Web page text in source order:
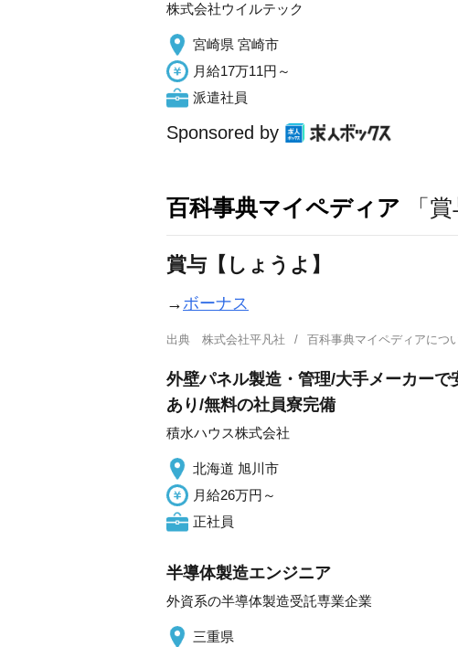
株式会社ウイルテック
宮崎県 宮崎市
月給17万11円～
派遣社員
Sponsored by
百科事典マイペディア 「
賞与【しょうよ】
→ ボーナス
出典 株式会社平凡社 百科事典マイペディアに
外壁パネル製造・管理/大手メーカー
あり/無料の社員寮完備
積水ハウス株式会社
北海道 旭川市
月給26万円～
正社員
半導体製造エンジニア
外資系の半導体製造受託専業企業
三重県